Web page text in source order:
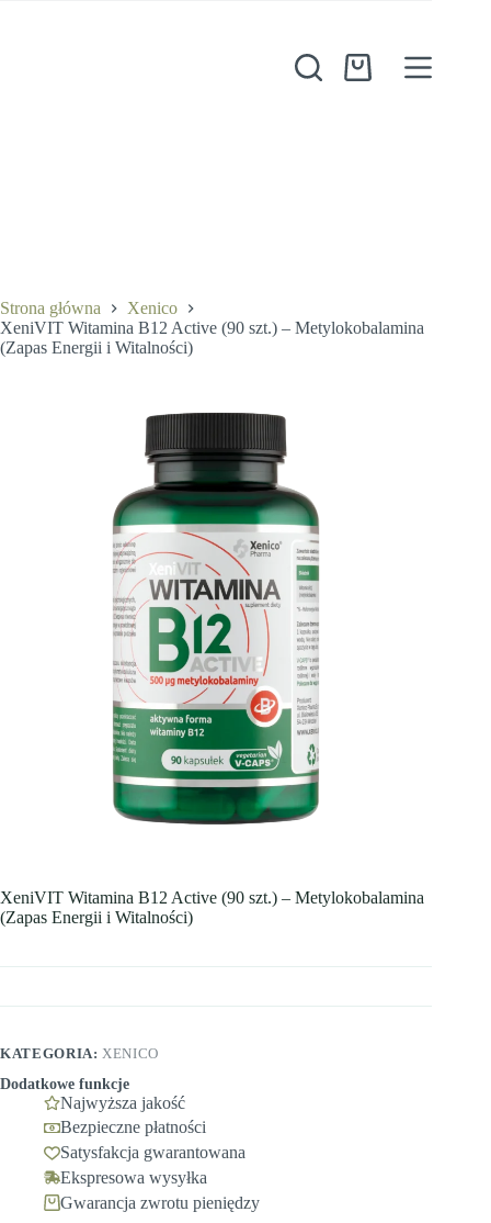
Koszyk
Strona główna
Xenico
XeniVIT Witamina B12 Active (90 szt.) – Metylokobalamina
(Zapas Energii i Witalności)
XeniVIT Witamina B12 Active (90 szt.) – Metylokobalamina
(Zapas Energii i Witalności)
KATEGORIA: XENICO
Dodatkowe funkcje
Najwyższa jakość
Bezpieczne płatności
Satysfakcja gwarantowana
Ekspresowa wysyłka
Gwarancja zwrotu pieniędzy